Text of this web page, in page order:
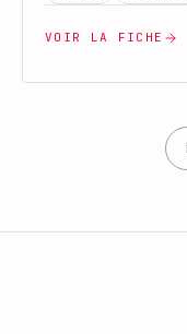
VOIR LA FICHE